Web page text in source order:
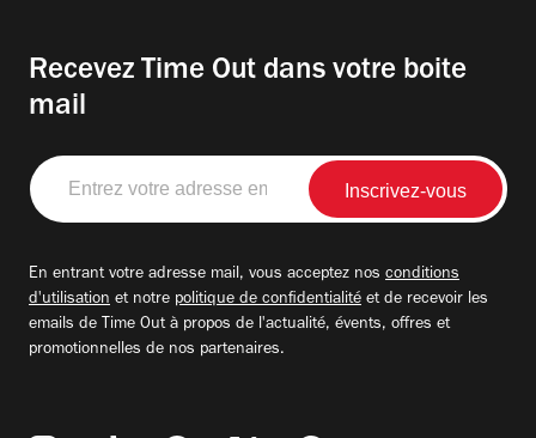
Recevez Time Out dans votre boite
mail
Entrez
votre
adresse
En entrant votre adresse mail, vous acceptez nos conditions
d'utilisation et notre politique de confidentialité et de recevoir les
emails de Time Out à propos de l'actualité, évents, offres et
promotionnelles de nos partenaires.